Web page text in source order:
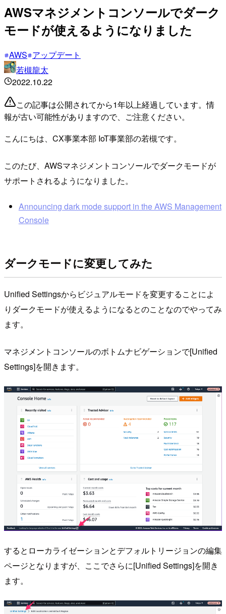
AWSマネジメントコンソールでダーク
モードが使えるようになりました
AWS アップデート
若槻龍太
2022.10.22
この記事は公開されてから1年以上経過しています。情
報が古い可能性がありますので、ご注意ください。
こんにちは、CX事業本部 IoT事業部の若槻です。
このたび、AWSマネジメントコンソールでダークモードが
サポートされるようになりました。
Announcing dark mode support in the AWS Management
Console
ダークモードに変更してみた
Unified Settingsからビジュアルモードを変更することによ
りダークモードが使えるようになるとのことなのでやってみ
ます。
マネジメントコンソールのボトムナビゲーションで[Unified
Settings]を開きます。
するとローカライゼーションとデフォルトリージョンの編集
ページとなりますが、ここでさらに[Unified Settings]を開き
ます。